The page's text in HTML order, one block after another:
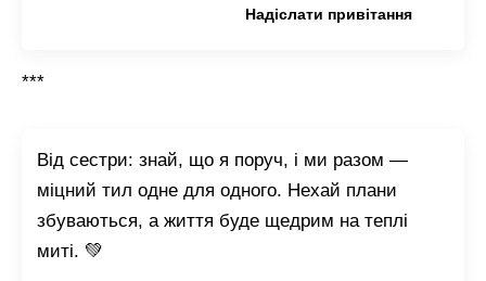
Надіслати привітання
***
Від сестри: знай, що я поруч, і ми разом —
міцний тил одне для одного. Нехай плани
збуваються, а життя буде щедрим на теплі
миті. 💚